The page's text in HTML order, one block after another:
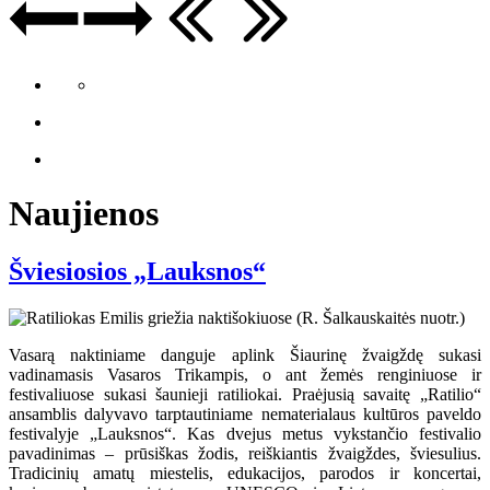
Naujienos
Šviesiosios „Lauksnos“
Vasarą naktiniame danguje aplink Šiaurinę žvaigždę sukasi
vadinamasis Vasaros Trikampis, o ant žemės renginiuose ir
festivaliuose sukasi šaunieji ratiliokai. Praėjusią savaitę „Ratilio“
ansamblis dalyvavo tarptautiniame nematerialaus kultūros paveldo
festivalyje „Lauksnos“. Kas dvejus metus vykstančio festivalio
pavadinimas – prūsiškas žodis, reiškiantis žvaigždes, šviesulius.
Tradicinių amatų miestelis, edukacijos, parodos ir koncertai,